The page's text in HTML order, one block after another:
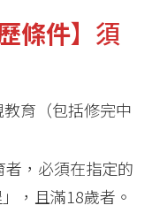
條件】須
育（包括修完中
，必須在指定的
，且滿18歲者。